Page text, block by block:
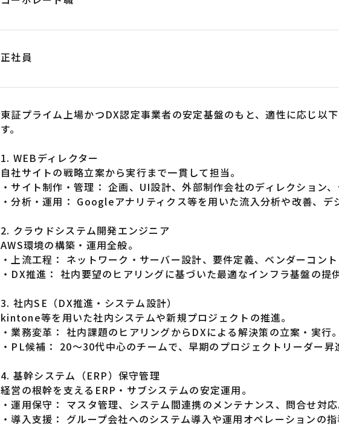
正社員
東証プライム上場かつDX認定事業者の安定基盤のもと、適性に応じ
す。
1. WEBディレクター
自社サイトの戦略立案から実行まで一貫して担当。
・サイト制作・管理： 企画、UI設計、外部制作会社のディレクション
・分析・運用： Googleアナリティクス等を用いた流入分析や改善、デ
2. クラウドシステム開発エンジニア
AWS環境の構築・運用全般。
・上流工程： ネットワーク・サーバー設計、要件定義、ベンダーコン
・DX推進： 社内要望のヒアリングに基づいた最適なインフラ基盤の提
3. 社内SE（DX推進・システム設計）
kintone等を用いた社内システムや新規プロジェクトの推進。
・業務変革： 社内課題のヒアリングからDXによる解決策の立案・実行
・PL候補： 20〜30代中心のチームで、早期のプロジェクトリーダー昇
4. 基幹システム（ERP）保守管理
経営の根幹を支えるERP・サブシステムの安定運用。
・運用保守： マスタ管理、システム間連携のメンテナンス、問合せ対
・導入支援： グループ会社へのシステム導入や運用オペレーションの